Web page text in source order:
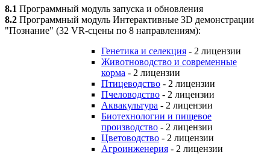
8.1 Программный модуль запуска и обновления
8.2 Программный модуль Интерактивные 3D демонстрации
"Познание" (32 VR-сцены по 8 направлениям):
Генетика и селекция - 2 лицензии
Животноводство и современные
корма - 2 лицензии
Птицеводство - 2 лицензии
Пчеловодство - 2 лицензии
Аквакультура - 2 лицензии
Биотехнологии и пищевое
производство - 2 лицензии
Цветоводство - 2 лицензии
Агроинженерия - 2 лицензии